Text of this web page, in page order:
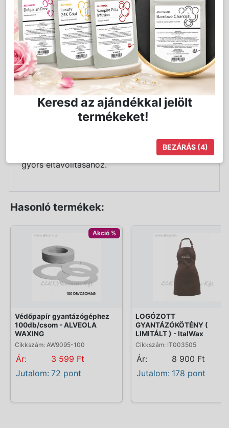
Mennyiség: db Kosárba
Részletes Leírás
Tisztító folyadék a gyantamelegítőkön
megtapadó gyantamaradványok egyszerű és
gyors eltávolításához.
Hasonló termékek:
Akció %
Védőpapír gyantázógéphez
100db/csom - ALVEOLA
WAXING
Cikkszám: AW9095-100
Ár:
3 599 Ft
Jutalom: 72 pont
LOGÓZOTT
GYANTÁZÓKÖTÉNY (
LIMITÁLT ) - ItalWax
Cikkszám: IT003505
Ár:
8 900 Ft
Jutalom: 178 pont
Keresd az ajándékkal jelölt
termékeket!
BEZÁRÁS (4)